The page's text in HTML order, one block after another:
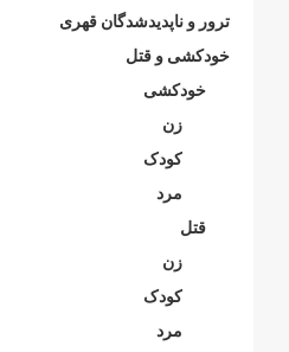
ترور و ناپدیدشدگان قهری
خودکشی و قتل
خودکشی
زن
کودک
مرد
قتل
زن
کودک
مرد